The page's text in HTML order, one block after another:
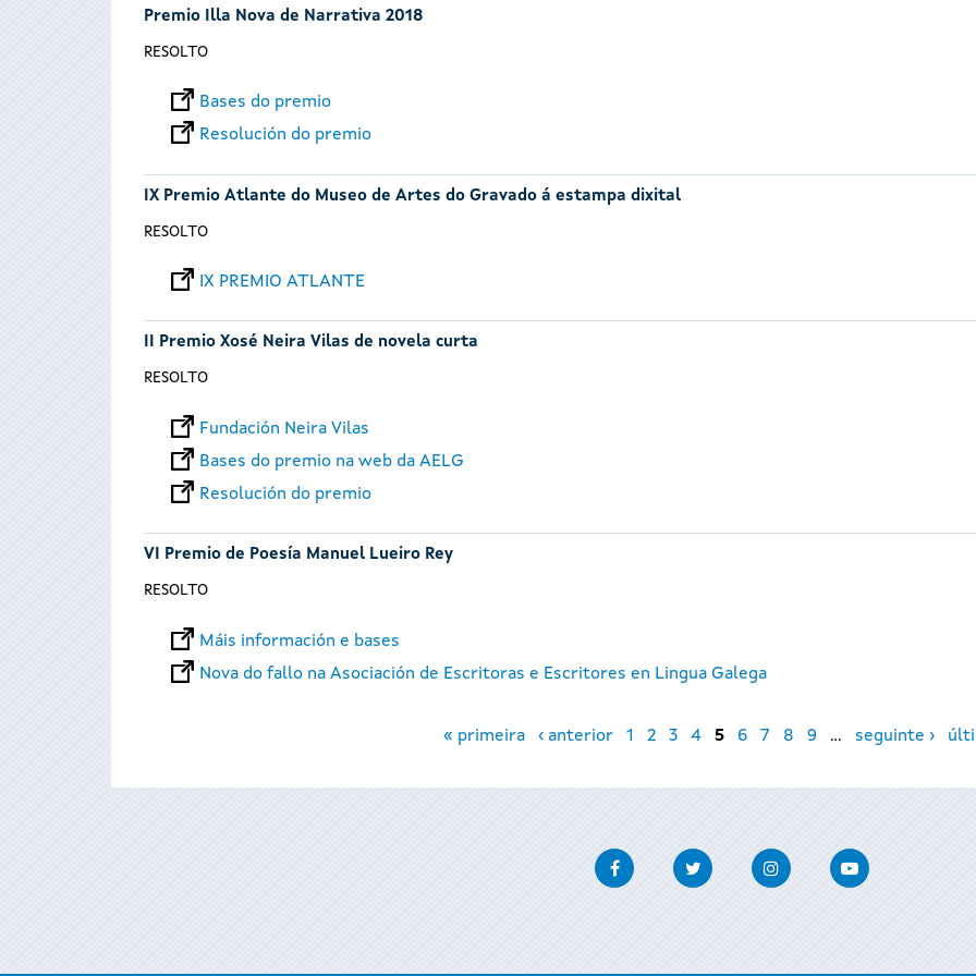
Premio Illa Nova de Narrativa 2018
RESOLTO
Bases do premio
Resolución do premio
IX Premio Atlante do Museo de Artes do Gravado á estampa dixital
RESOLTO
IX PREMIO ATLANTE
II Premio Xosé Neira Vilas de novela curta
RESOLTO
Fundación Neira Vilas
Bases do premio na web da AELG
Resolución do premio
VI Premio de Poesía Manuel Lueiro Rey
RESOLTO
Máis información e bases
Nova do fallo na Asociación de Escritoras e Escritores en Lingua Galega
« primeira ‹ anterior 1 2 3 4 5 6 7 8 9 … seguinte ›
FacebookTwitter InstagramYoutube